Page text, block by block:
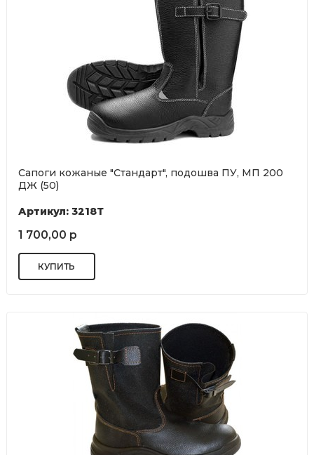
Сапоги кожаные "Стандарт", подошва ПУ, МП 200
ДЖ (50)
Артикул: 3218Т
1 700,00 р